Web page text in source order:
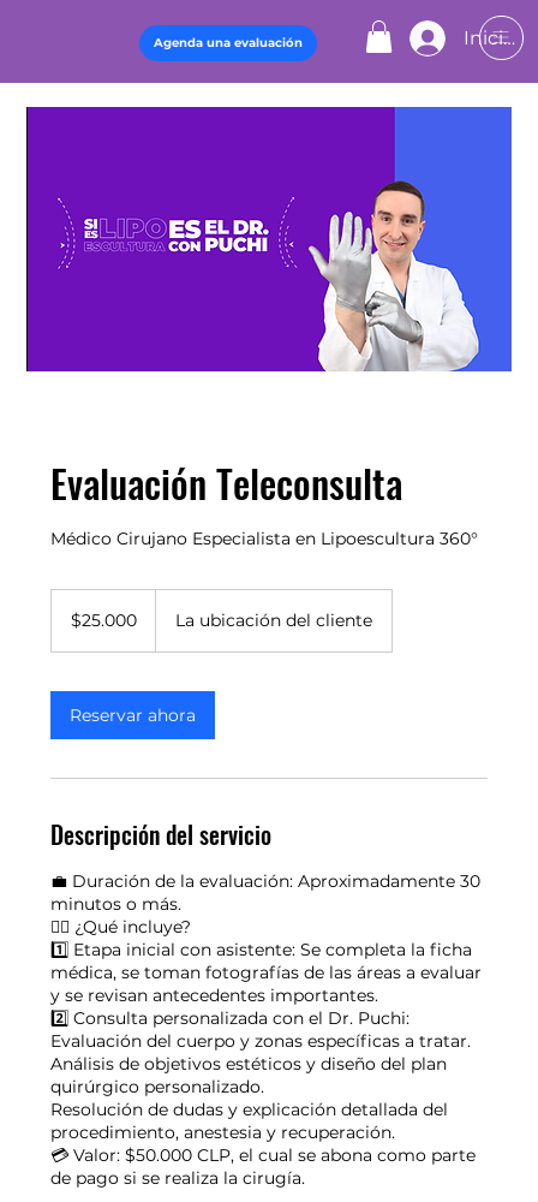
Iniciar
Agenda una evaluación
Evaluación Teleconsulta
Médico Cirujano Especialista en Lipoescultura 360°
pesos
chilenos
$25.000 La ubicación del cliente
Reservar ahora
Descripción del servicio
💼 Duración de la evaluación: Aproximadamente 30
minutos o más.
👨‍⚕️ ¿Qué incluye?
1️⃣ Etapa inicial con asistente: Se completa la ficha
médica, se toman fotografías de las áreas a evaluar
y se revisan antecedentes importantes.
2️⃣ Consulta personalizada con el Dr. Puchi:
Evaluación del cuerpo y zonas específicas a tratar.
Análisis de objetivos estéticos y diseño del plan
quirúrgico personalizado.
Resolución de dudas y explicación detallada del
procedimiento, anestesia y recuperación.
💳 Valor: $50.000 CLP, el cual se abona como parte
de pago si se realiza la cirugía.